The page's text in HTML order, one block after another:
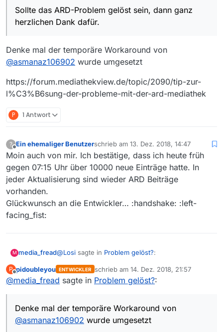
Verbrechens Folgen 9 und 10, it must Schwing!).
Sollte das ARD-Problem gelöst sein, dann ganz
herzlichen Dank dafür.
Denke mal der temporäre Workaround von
@asmanaz106902 wurde umgesetzt
https://forum.mediathekview.de/topic/2090/tip-zur-
l%C3%B6sung-der-probleme-mit-der-ard-mediathek
P 1 Antwort
?
Offline
Ein ehemaliger Benutzerschrieb am 13. Dez. 2018, 14:47
zuletzt editiert von
Moin auch von mir. Ich bestätige, dass ich heute früh
gegen 07:15 Uhr über 10000 neue Einträge hatte. In
jeder Aktualisierung sind wieder ARD Beiträge
vorhanden.
Glückwunsch an die Entwickler… :handshake: :left-
facing_fist:
M media_fread@Losi sagte in Problem gelöst?:
Sollte das ARD-Problem gelöst sein, dann
@asmanaz106902 wurde umgesetzt
https://forum.mediathekview.de/topic/2090/tip-
zur-l%C3%B6sung-der-probleme-mit-der-ard-
P
Offline
pidoubleyou ENTWICKLER schrieb am 14. Dez. 2018, 21:57
zuletzt editiert von
@media_fread sagte in Problem gelöst?:
Denke mal der temporäre Workaround von
@asmanaz106902 wurde umgesetzt